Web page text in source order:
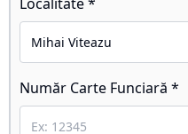
Număr Carte Funciară *